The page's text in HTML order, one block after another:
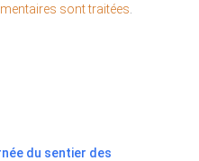
sont traitées
du sentier des